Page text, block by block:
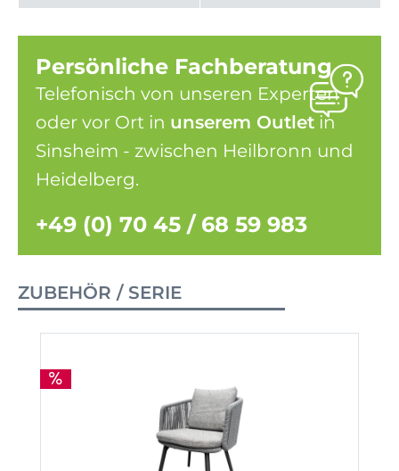
Persönliche Fachberatung
Telefonisch von unseren Experten
oder vor Ort in unserem Outlet in
Sinsheim - zwischen Heilbronn und
Heidelberg.
+49 (0) 70 45 / 68 59 983
ZUBEHÖR / SERIE